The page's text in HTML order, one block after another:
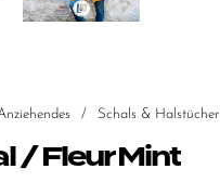
/ Schals & Halstücher
/ Fleur Mint